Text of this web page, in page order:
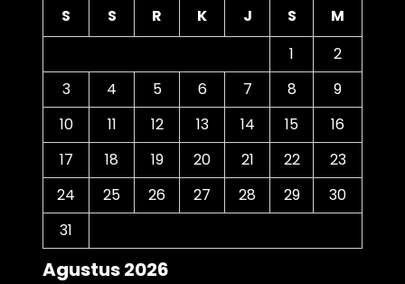
Agustus 2026
S S R K J S
M
1
2
3
4 5 6 7 8
9
10
11 12 13 14 15
16
17
18 19 20 21 22
23
24
25 26 27 28 29
30
31